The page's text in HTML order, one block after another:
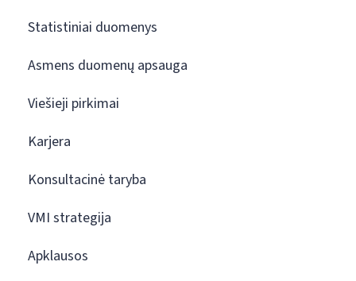
Statistiniai duomenys
Asmens duomenų apsauga
Viešieji pirkimai
Karjera
Konsultacinė taryba
VMI strategija
Apklausos